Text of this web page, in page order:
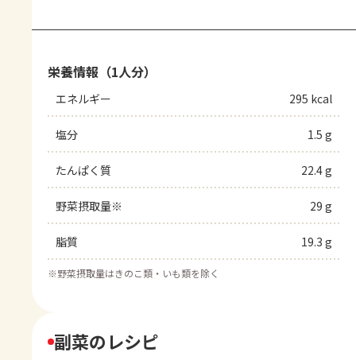
栄養情報（1人分）
エネルギー 295 kcal
塩分 1.5 g
たんぱく質 22.4 g
野菜摂取量※ 29 g
脂質 19.3 g
※野菜摂取量はきのこ類・いも類を除く
副菜のレシピ